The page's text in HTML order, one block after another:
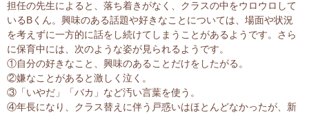
担任の先生によると、落ち着きがなく、クラスの中をウロウロして
いるBくん。興味のある話題や好きなことについては、場面や状況
を考えずに一方的に話をし続けてしまうことがあるようです。さら
に保育中には、次のような姿が見られるようです。
①自分の好きなこと、興味のあることだけをしたがる。
②嫌なことがあると激しく泣く。
③「いやだ」「バカ」など汚い言葉を使う。
④年長になり、クラス替えに伴う戸惑いはほとんどなかったが、新